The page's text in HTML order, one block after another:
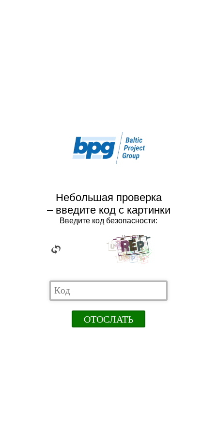
Небольшая проверка
– введите код с картинки
Введите код безопасности: